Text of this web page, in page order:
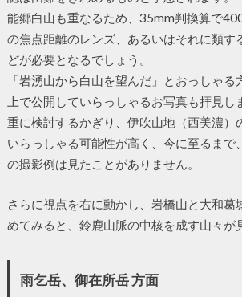
能郷白山も重なるため、35mm判換算で
の焦点距離のレンズ、あるいはそれに類す
どが必要となるでしょう。
「岩湧山から白山を望んだ」とおっしゃる
上で公開していらっしゃるお写真も拝見し
重に検討するかぎり、伊吹山地（西美濃）
いらっしゃる可能性が高く、今に至るまで
の撮影例は見たことがありません。
さらに視点を右に動かし、岩橋山と大和葛
めてみると、鈴鹿山脈の中核を成す山々が
雨乞岳、御在所岳 方面